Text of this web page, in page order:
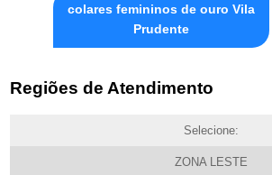
colares femininos de ouro Vila
Prudente
Regiões de Atendimento
Selecione:
ZONA LESTE